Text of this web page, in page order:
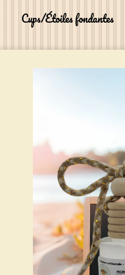
Cups/Étoiles fondantes